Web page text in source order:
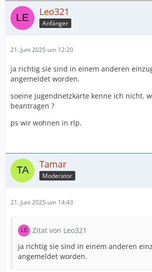
Leo321
Anfänger
21. Juni 2025 um 12:20
ja richtig sie sind in einem anderen
angemeldet worden.
soeine jugendnetzkarte kenne ich nicht.
beantragen ?
ps wir wohnen in rlp.
Tamar
Moderator
21. Juni 2025 um 14:43
Zitat von Leo321
ja richtig sie sind in einem anderen
angemeldet worden.